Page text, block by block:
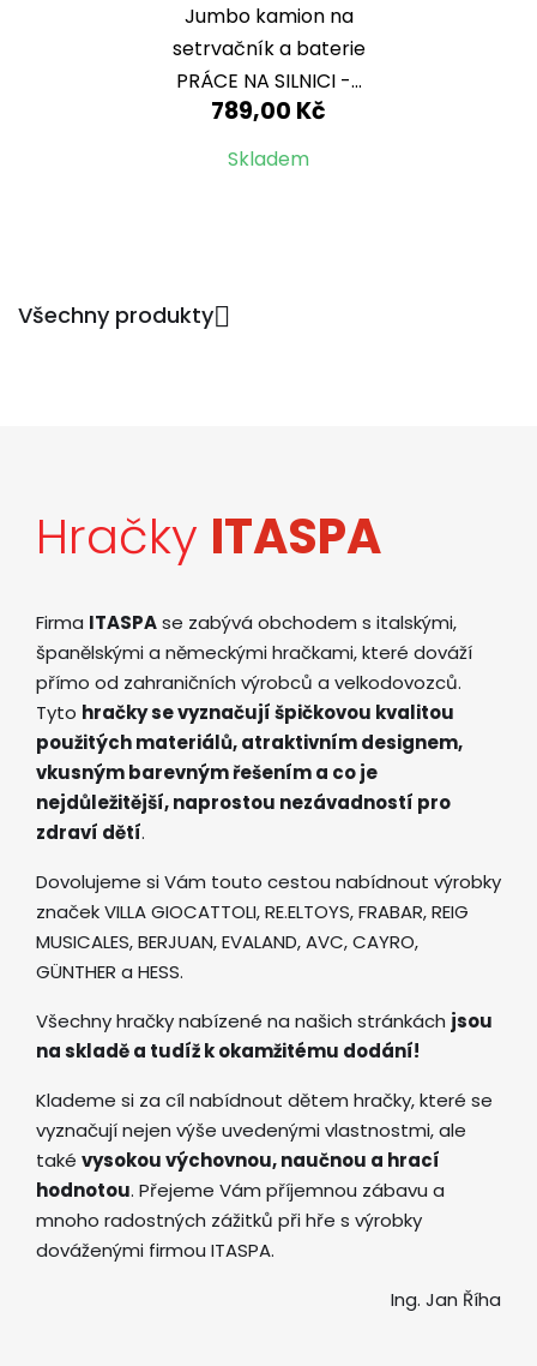
Jumbo kamion na
setrvačník a baterie
PRÁCE NA SILNICI -...
789,00 Kč
Skladem
Všechny produkty
Hračky ITASPA
Firma ITASPAse zabývá obchodem s italskými,
španělskými a německými hračkami, které dováží
přímo od zahraničních výrobců a velkodovozců.
Tyto hračky se vyznačují špičkovou kvalitou
použitých materiálů, atraktivním designem,
vkusným barevným řešením a co je
nejdůležitější, naprostou nezávadností pro
zdraví dětí.
Dovolujeme si Vám touto cestou nabídnout výrobky
značek VILLA GIOCATTOLI, RE.ELTOYS, FRABAR, REIG
MUSICALES, BERJUAN, EVALAND, AVC, CAYRO,
GÜNTHER a HESS.
Všechny hračky nabízené na našich stránkách jsou
na skladě a tudíž k okamžitému dodání!
Klademe si za cíl nabídnout dětem hračky, které se
vyznačují nejen výše uvedenými vlastnostmi, ale
také vysokou výchovnou, naučnou a hrací
hodnotou. Přejeme Vám příjemnou zábavu a
mnoho radostných zážitků při hře s výrobky
dováženými firmou ITASPA.
Ing. Jan Říha